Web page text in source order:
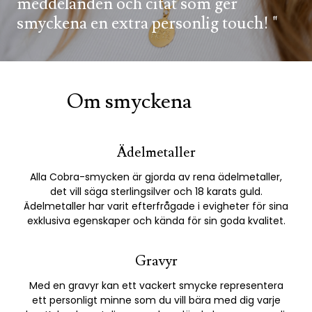
smyckena en extra personlig touch!
Om smyckena
Ädelmetaller
Alla Cobra-smycken är gjorda av rena ädelmetaller,
det vill säga sterlingsilver och 18 karats guld.
Ädelmetaller har varit efterfrågade i evigheter för sina
exklusiva egenskaper och kända för sin goda kvalitet.
Gravyr
Med en gravyr kan ett vackert smycke representera
ett personligt minne som du vill bära med dig varje